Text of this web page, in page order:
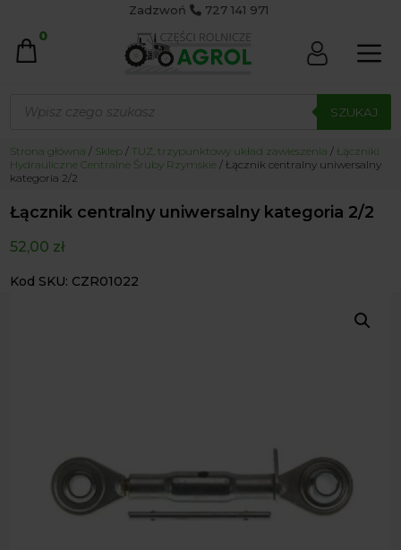
Zadzwoń 727 141 971
0
produktów SZUKAJ
Strona główna / Sklep /TUZ, trzypunktowy układ zawieszenia / Łączniki
Hydrauliczne Centralne Śruby Rzymskie / Łącznik centralny uniwersalny
kategoria 2/2
Łącznik centralny uniwersalny kategoria 2/2
52,00 zł
Kod SKU: CZR01022